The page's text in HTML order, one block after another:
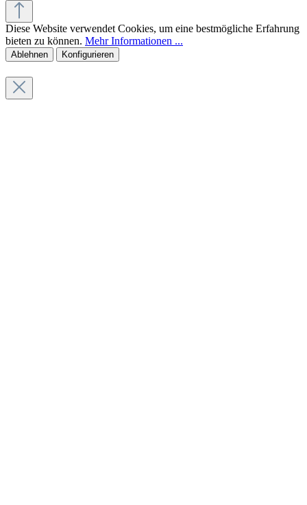
Diese Website verwendet Cookies, um eine bestmögliche Erfahrung
bieten zu können. Mehr Informationen ...
Ablehnen Konfigurieren